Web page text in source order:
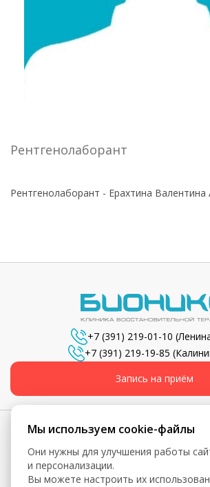
Рентгенолаборант
Рентгенолаборант - Ерахтина
+7 (391) 219-01-10
+7 (391) 219-19-85
Запись на приём
© 2026, Бионика - Сеть
Вся информация, включая цены,
Мы используем cookie-файлы
Они нужны для улучшения работы
и персонализации.
Вы можете настроить их